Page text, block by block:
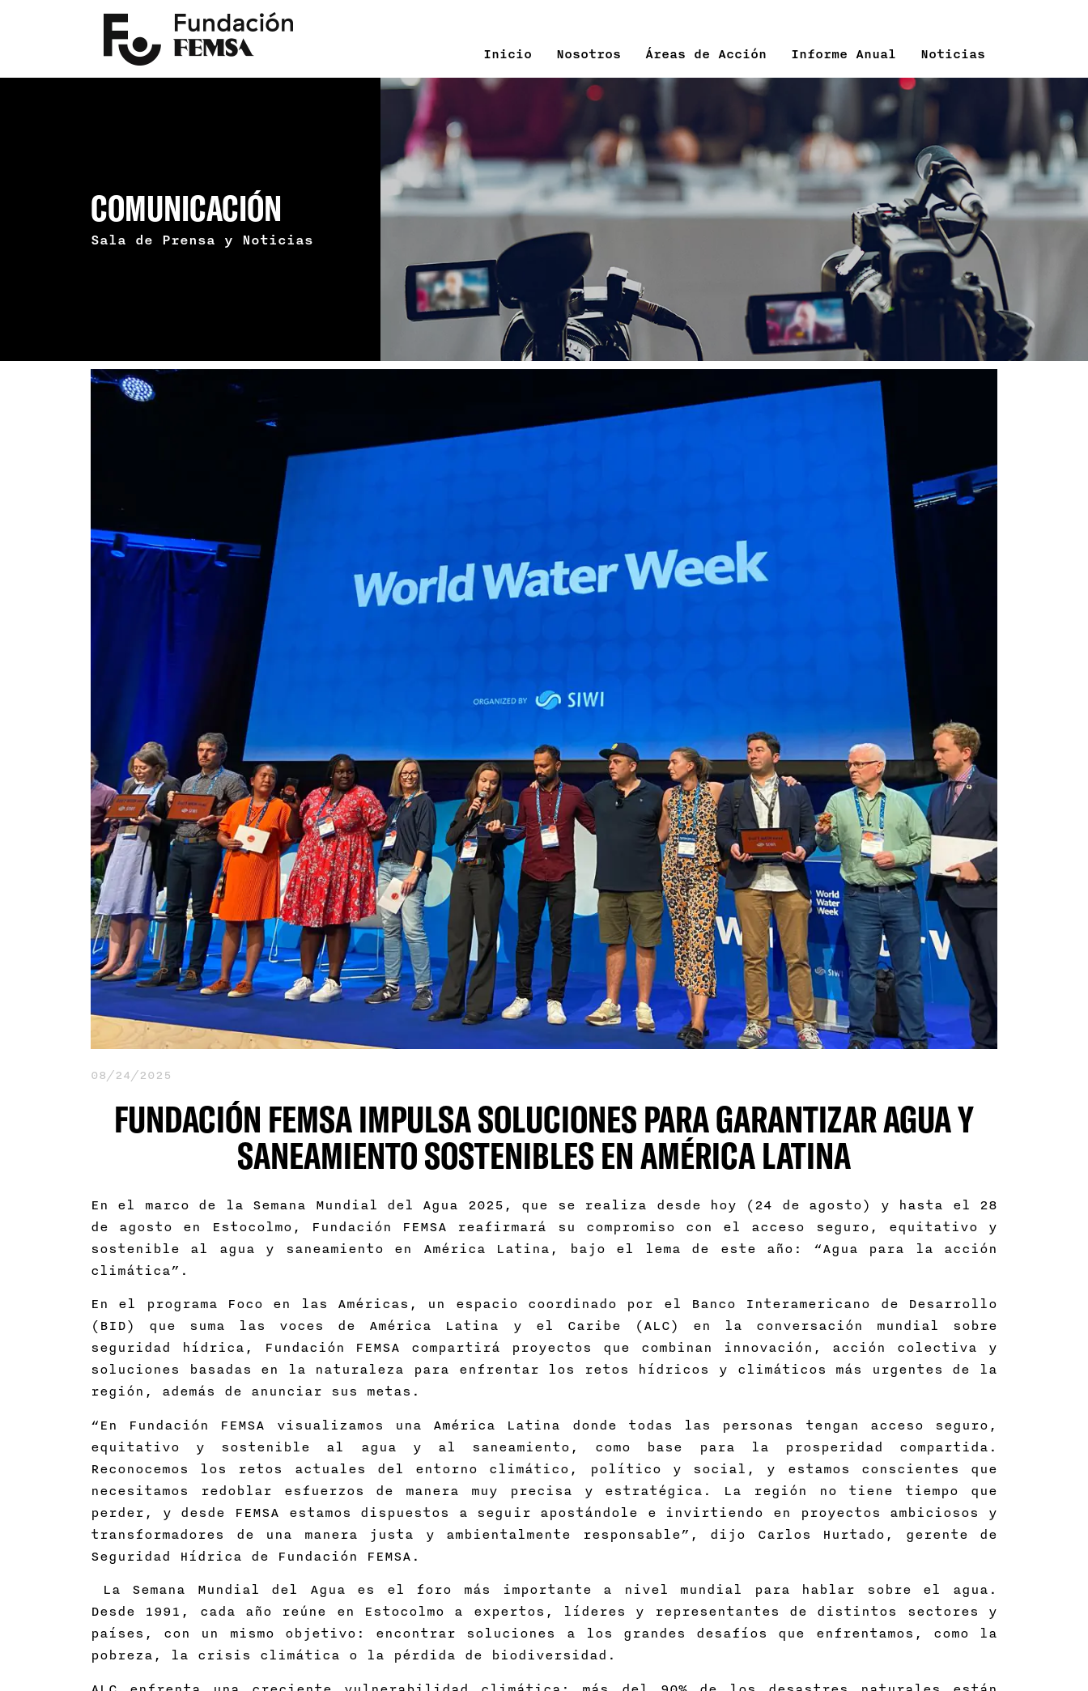
Inicio Nosotros Áreas de Acción Informe Anual Noticias
COMUNICACIÓN
Sala de Prensa y Noticias
08/24/2025
FUNDACIÓN FEMSA IMPULSA SOLUCIONES PARA GARANTIZAR AGUA Y
SANEAMIENTO SOSTENIBLES EN AMÉRICA LATINA
En el marco de la Semana Mundial del Agua 2025, que se realiza desde hoy (24 de agosto) y hasta el 28
de agosto en Estocolmo, Fundación FEMSA reafirmará su compromiso con el acceso seguro, equitativo y
sostenible al agua y saneamiento en América Latina, bajo el lema de este año: “Agua para la acción
climática”.
En el programa Foco en las Américas, un espacio coordinado por el Banco Interamericano de Desarrollo
(BID) que suma las voces de América Latina y el Caribe (ALC) en la conversación mundial sobre
seguridad hídrica, Fundación FEMSA compartirá proyectos que combinan innovación, acción colectiva y
soluciones basadas en la naturaleza para enfrentar los retos hídricos y climáticos más urgentes de la
región, además de anunciar sus metas.
“En Fundación FEMSA visualizamos una América Latina donde todas las personas tengan acceso seguro,
equitativo y sostenible al agua y al saneamiento, como base para la prosperidad compartida.
Reconocemos los retos actuales del entorno climático, político y social, y estamos conscientes que
necesitamos redoblar esfuerzos de manera muy precisa y estratégica. La región no tiene tiempo que
perder, y desde FEMSA estamos dispuestos a seguir apostándole e invirtiendo en proyectos ambiciosos y
transformadores de una manera justa y ambientalmente responsable”, dijo Carlos Hurtado, gerente de
Seguridad Hídrica de Fundación FEMSA.
La Semana Mundial del Agua es el foro más importante a nivel mundial para hablar sobre el agua.
Desde 1991, cada año reúne en Estocolmo a expertos, líderes y representantes de distintos sectores y
países, con un mismo objetivo: encontrar soluciones a los grandes desafíos que enfrentamos, como la
pobreza, la crisis climática o la pérdida de biodiversidad.